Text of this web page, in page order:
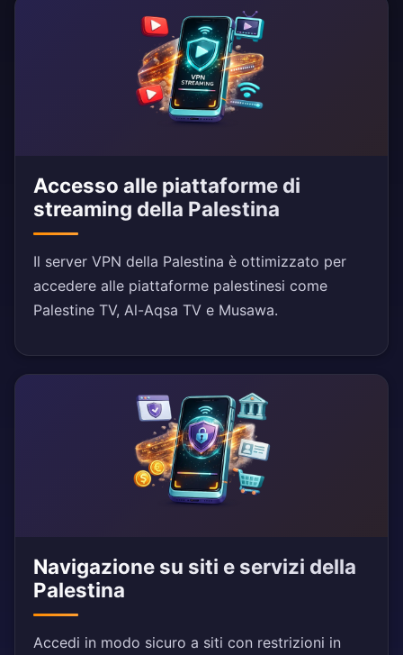
Accesso alle piattaforme di
streaming della Palestina
Il server VPN della Palestina è ottimizzato per
accedere alle piattaforme palestinesi come
Palestine TV, Al-Aqsa TV e Musawa.
Navigazione su siti e servizi della
Palestina
Accedi in modo sicuro a siti con restrizioni in